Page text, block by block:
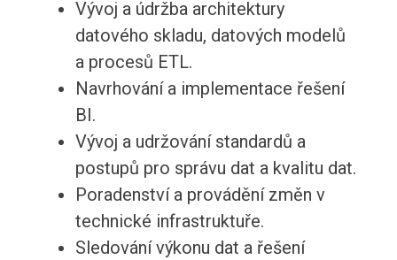
Vývoj a údržba architektury
datového skladu, datových modelů
a procesů ETL.
Navrhování a implementace řešení
BI.
Vývoj a udržování standardů a
postupů pro správu dat a kvalitu dat.
Poradenství a provádění změn v
technické infrastruktuře.
Sledování výkonu dat a řešení